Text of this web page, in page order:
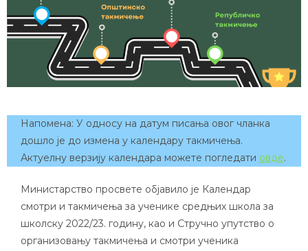
Напомена: У односу на датум писања овог чланка
дошло је до измена у календару такмичења.
Актуелну верзију календара можете погледати овде.
Министарство просвете објавило је Календар
смотри и такмичења за ученике средњих школа за
школску 2022/23. годину, као и Стручно упутство о
организовању такмичења и смотри ученика